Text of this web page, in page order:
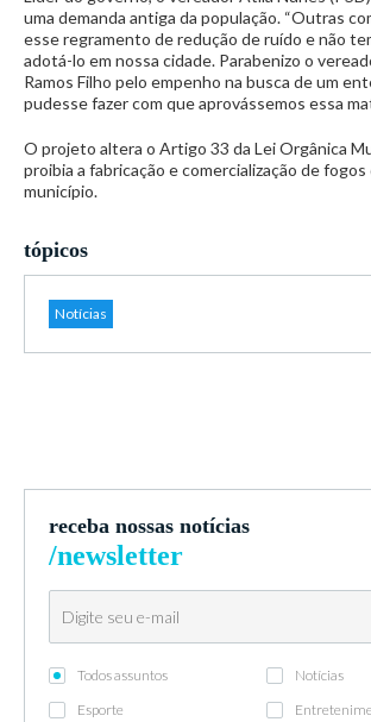
uma demanda antiga da população. “Outras
esse regramento de redução de ruído e não
adotá-lo em nossa cidade. Parabenizo o
Ramos Filho pelo empenho na busca de um
pudesse fazer com que aprovássemos essa
O projeto altera o Artigo 33 da Lei Orgânica
proibia a fabricação e comercialização de
município.
tópicos
Notícias
receba nossas notícias
/newsletter
Todos assuntos
Notícias
Esporte